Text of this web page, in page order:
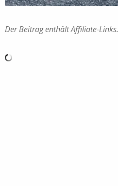
Der Beitrag enthält Affiliate-Links.